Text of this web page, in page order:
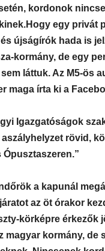
kordonok
Hogy egy privát
újságírók hada is
kormány, de egy
láttuk. Az M5-ös
maga írta ki a
Igazgatóságok
rövid,
a kapunál
az öt órakor
körképre
magyar kormány,